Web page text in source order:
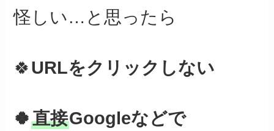
怪しい…と思ったら
🍀URLをクリックしない
🍀直接Googleなどで